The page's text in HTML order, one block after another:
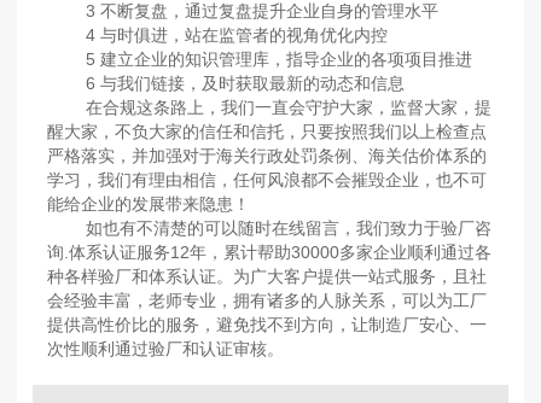
3 不断复盘，通过复盘提升企业自身的管理水平
4 与时俱进，站在监管者的视角优化内控
5 建立企业的知识管理库，指导企业的各项项目推进
6 与我们链接，及时获取最新的动态和信息
在合规这条路上，我们一直会守护大家，监督大家，提
醒大家，不负大家的信任和信托，只要按照我们以上检查点
严格落实，并加强对于海关行政处罚条例、海关估价体系的
学习，我们有理由相信，任何风浪都不会摧毁企业，也不可
能给企业的发展带来隐患！
如也有不清楚的可以随时在线留言，我们致力于验厂咨
询.体系认证服务12年，累计帮助30000多家企业顺利通过各
种各样验厂和体系认证。为广大客户提供一站式服务，且社
会经验丰富，老师专业，拥有诸多的人脉关系，可以为工厂
提供高性价比的服务，避免找不到方向，让制造厂安心、一
次性顺利通过验厂和认证审核。